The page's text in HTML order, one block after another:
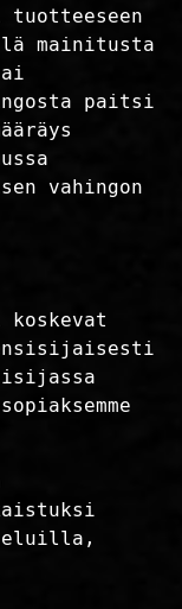
mainitusta
paitsi
vahingon
koskevat